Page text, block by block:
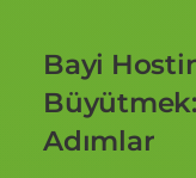
Bayi
Adımlar